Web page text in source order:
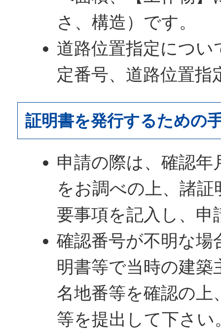
さ、構造）です。
道路位置指定につい
定番号、道路位置指
証明書を発行するための
申請の際は、確認年
をお調べの上、諸
要事項を記入し、申
確認番号が不明な場
明書等で当時の建築
名地番等を確認の上
等を提出して下さい